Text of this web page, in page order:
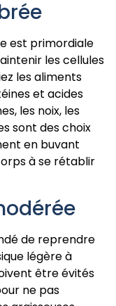
est primordiale
les cellules
les aliments
et acides
les noix, les
sont des choix
en buvant
à se rétablir
de reprendre
légère à
être évités
ne pas